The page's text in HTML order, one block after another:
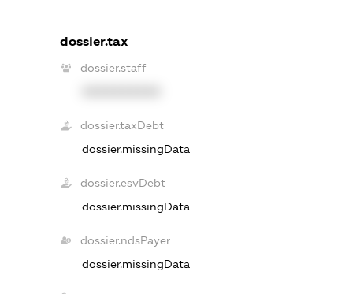
dossier.tax
dossier.staff
dossier.taxDebt
dossier.missingData
dossier.esvDebt
dossier.missingData
dossier.ndsPayer
dossier.missingData